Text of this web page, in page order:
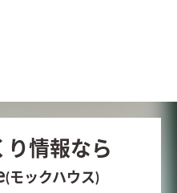
り情報なら
(モックハウス)